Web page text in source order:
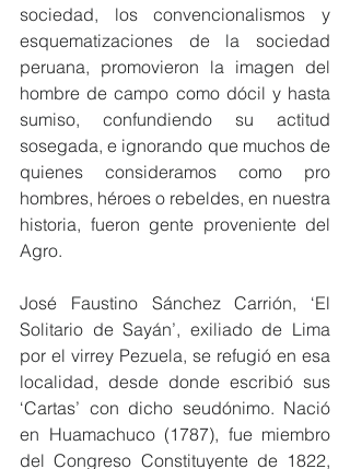
sociedad, los convencionalismos y
esquematizaciones de la sociedad
peruana, promovieron la imagen del
hombre de campo como dócil y hasta
sumiso, confundiendo su actitud
sosegada, e ignorando que muchos de
quienes consideramos como pro
hombres, héroes o rebeldes, en nuestra
historia, fueron gente proveniente del
Agro.
José Faustino Sánchez Carrión, ‘El
Solitario de Sayán’, exiliado de Lima
por el virrey Pezuela, se refugió en esa
localidad, desde donde escribió sus
‘Cartas’ con dicho seudónimo. Nació
en Huamachuco (1787), fue miembro
del Congreso Constituyente de 1822,